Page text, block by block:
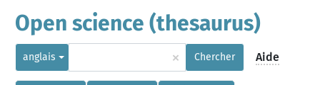
Open science (thesaurus)
anglais × Chercher Aide